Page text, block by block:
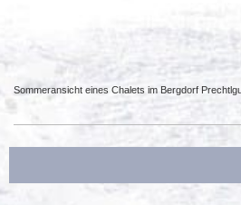
Sommeransicht eines Chalets im Bergdorf